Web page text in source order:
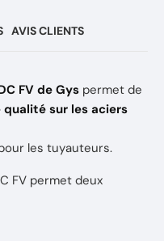
AVIS CLIENTS
FV de Gys permet de
sur les aciers
les tuyauteurs.
FV permet deux